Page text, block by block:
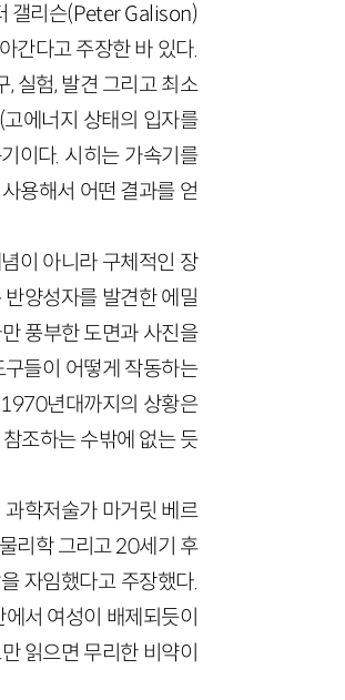
갤리슨(Peter Galison)
간다고 주장한 바 있다.
실험, 발견 그리고 최소
에너지 상태의 입자를
이다. 시히는 가속기를
용해서 어떤 결과를 얻
이 아니라 구체적인 장
반양성자를 발견한 에밀
풍부한 도면과 사진을
들이 어떻게 작동하는
년대까지의 상황은
조하는 수밖에 없는 듯
학저술가 마거릿 베르
리학 그리고 20세기 후
자임했다고 주장했다.
서 여성이 배제되듯이
읽으면 무리한 비약이